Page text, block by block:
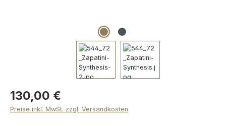
130,00 €
Preise inkl. MwSt. zzgl. Versandkosten